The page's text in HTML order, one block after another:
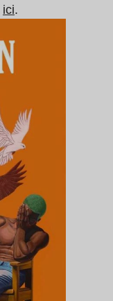
ici.